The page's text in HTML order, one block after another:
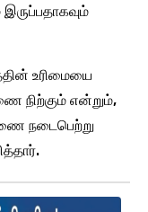
உரிமையை
நிற்கும் என்றும்,
நடைபெற்று